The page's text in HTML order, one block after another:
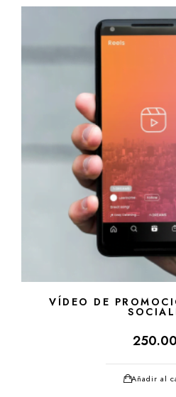
VÍDEO DE
250.00
Añadir al